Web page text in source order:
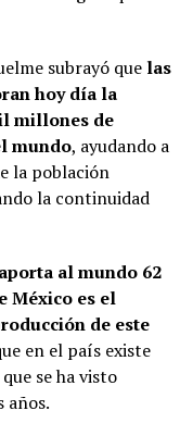
subrayó que las
hoy día la
millones de
mundo, ayudando a
la población
la continuidad
al mundo 62
México es el
de este
en el país existe
se ha visto
años.